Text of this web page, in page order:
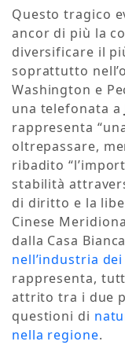
Questo tragico
ancor di più la
diversificare il
soprattutto
Washington e
una telefonata a
rappresenta
oltrepassare,
ribadito
stabilità
di diritto e la
Cinese
dalla Casa
nell’industria
rappresenta,
attrito tra i due
questioni di
nella regione.